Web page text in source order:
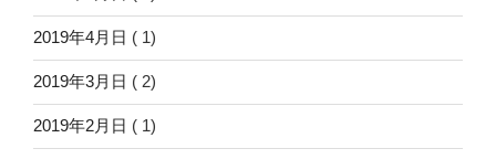
2019年4月日 ( 1)
2019年3月日 ( 2)
2019年2月日 ( 1)